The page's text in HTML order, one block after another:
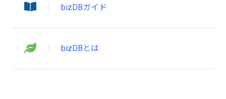
bizDBガイド
bizDBとは